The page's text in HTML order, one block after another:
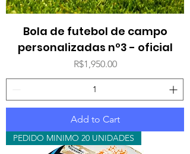
Bola de futebol de campo
personalizadas nº3 - oficial
Price
R$1,950.00
Add to Cart
PEDIDO MINIMO 20 UNIDADES